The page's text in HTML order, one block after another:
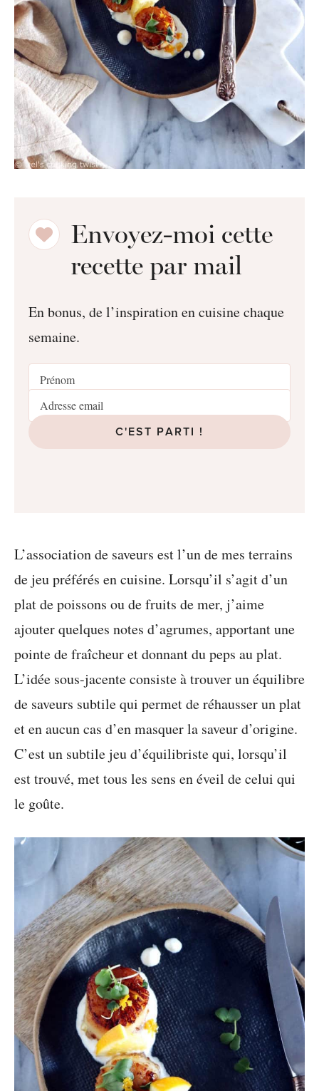
Envoyez-moi cette
recette par mail
En bonus, de l’inspiration en cuisine chaque
semaine.
C'EST PARTI !
L’association de saveurs est l’un de mes terrains
de jeu préférés en cuisine. Lorsqu’il s’agit d’un
plat de poissons ou de fruits de mer, j’aime
ajouter quelques notes d’agrumes, apportant une
pointe de fraîcheur et donnant du peps au plat.
L’idée sous-jacente consiste à trouver un équilibre
de saveurs subtile qui permet de réhausser un plat
et en aucun cas d’en masquer la saveur d’origine.
C’est un subtile jeu d’équilibriste qui, lorsqu’il
est trouvé, met tous les sens en éveil de celui qui
le goûte.